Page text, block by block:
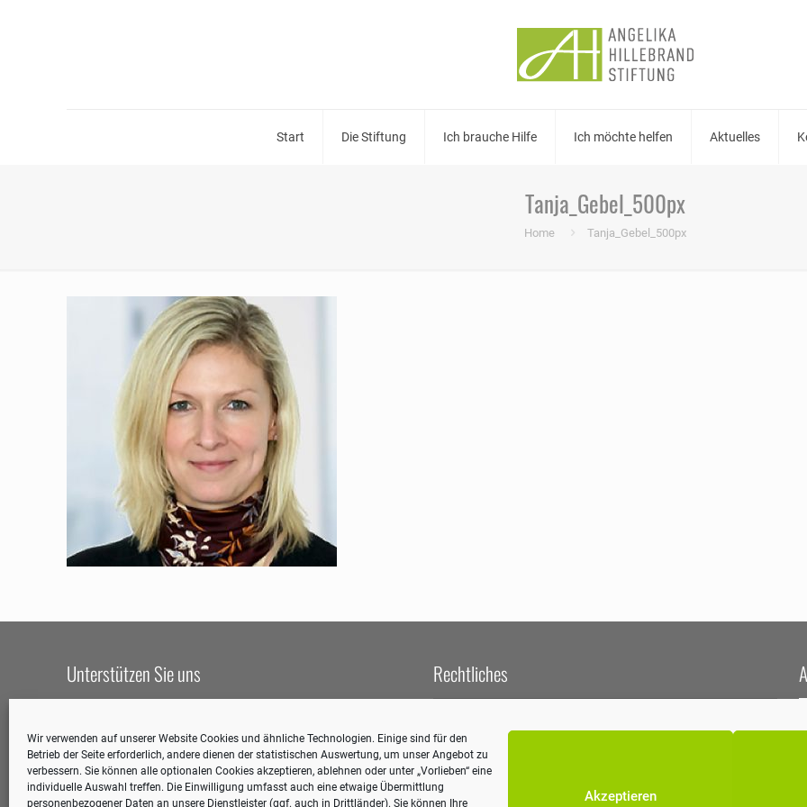
Wir verwenden auf unserer Website Cookies und ähnliche Technologien. Einige sind für den
Betrieb der Seite erforderlich, andere dienen der statistischen Auswertung, um unser Angebot zu
verbessern. Sie können alle optionalen Cookies akzeptieren, ablehnen oder unter „Vorlieben“ eine
individuelle Auswahl treffen. Die Einwilligung umfasst auch eine etwaige Übermittlung
personenbezogener Daten an unsere Dienstleister (ggf. auch in Drittländer). Sie können Ihre
Akzeptieren
Start Die Stiftung Ich brauche Hilfe Ich möchte helfen Aktuelles
Tanja_Gebel_500px
Home Tanja_Gebel_500px
Unterstützen Sie uns
Spendenkonto:Angelika Hillebrand – Stiftung
Bankhaus Hauck Aufhäuser Lampe
Rechtliches
Datenschutzerklärung